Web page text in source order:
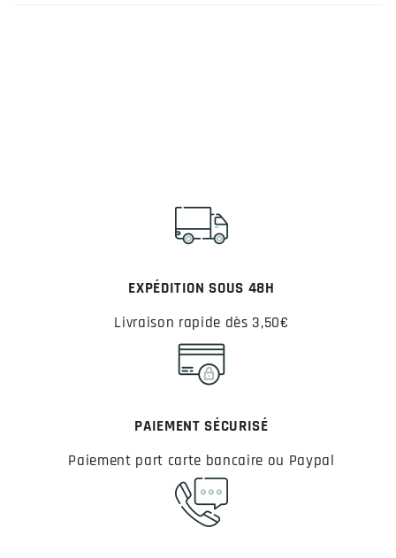
EXPÉDITION SOUS 48H
Livraison rapide dès 3,50€
PAIEMENT SÉCURISÉ
Paiement part carte bancaire ou Paypal